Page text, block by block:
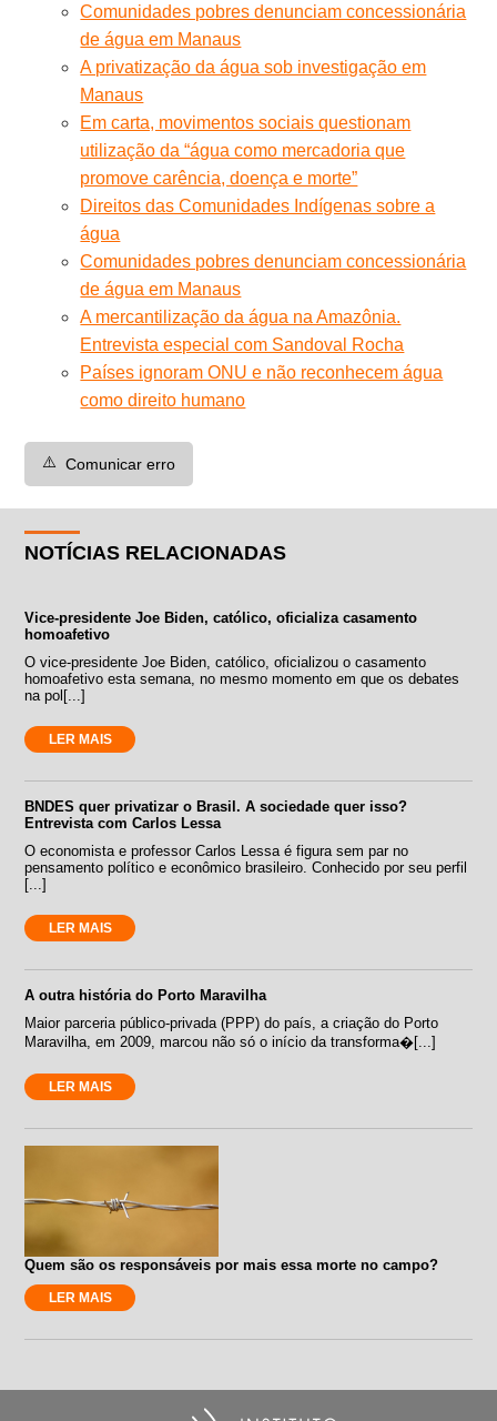
Comunidades pobres denunciam concessionária
de água em Manaus
A privatização da água sob investigação em
Manaus
Em carta, movimentos sociais questionam
utilização da “água como mercadoria que
promove carência, doença e morte”
Direitos das Comunidades Indígenas sobre a
água
Comunidades pobres denunciam concessionária
de água em Manaus
A mercantilização da água na Amazônia.
Entrevista especial com Sandoval Rocha
Países ignoram ONU e não reconhecem água
como direito humano
⚠️ Comunicar erro
NOTÍCIAS RELACIONADAS
Vice-presidente Joe Biden, católico, oficializa casamento
homoafetivo
O vice-presidente Joe Biden, católico, oficializou o casamento
homoafetivo esta semana, no mesmo momento em que os debates
na pol[...]
LER MAIS
BNDES quer privatizar o Brasil. A sociedade quer isso?
Entrevista com Carlos Lessa
O economista e professor Carlos Lessa é figura sem par no
pensamento político e econômico brasileiro. Conhecido por seu perfil
[...]
LER MAIS
A outra história do Porto Maravilha
Maior parceria público-privada (PPP) do país, a criação do Porto
Maravilha, em 2009, marcou não só o início da transforma�[...]
LER MAIS
Quem são os responsáveis por mais essa morte no campo?
LER MAIS